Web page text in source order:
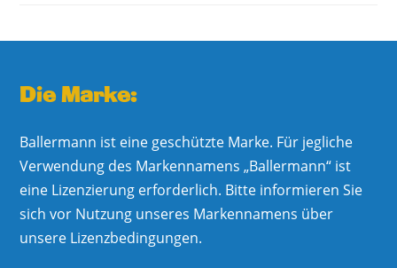
Die Marke:
Ballermann ist eine geschützte Marke. Für jegliche
Verwendung des Markennamens „Ballermann“ ist
eine Lizenzierung erforderlich. Bitte informieren Sie
sich vor Nutzung unseres Markennamens über
unsere Lizenzbedingungen.